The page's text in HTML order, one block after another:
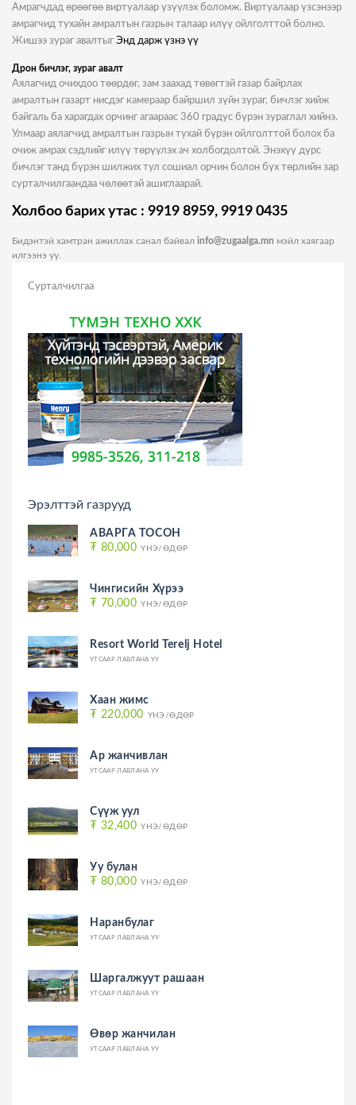
Амрагчдад өрөөгөө виртуалаар үзүүлэх боломж. Виртуалаар үзсэнээр
амрагчид тухайн амралтын газрын талаар илүү ойлголттой болно.
Жишээ зураг авалтыг Энд дарж үзнэ үү
Дрон бичлэг, зураг авалт
Аялагчид очихдоо төөрдөг, зам заахад төвөгтэй газар байрлах
амралтын газарт нисдэг камераар байршил зүйн зураг, бичлэг хийж
байгаль ба харагдах орчинг агаараас 360 градус бүрэн зураглал хийнэ.
Улмаар аялагчид амралтын газрын тухай бүрэн ойлголттой болох ба
очиж амрах сэдлийг илүү төрүүлэх ач холбогдолтой. Энэхүү дүрс
бичлэг танд бүрэн шилжих тул сошиал орчин болон бүх төрлийн зар
сурталчилгаандаа чөлөөтэй ашиглаарай.
Холбоо барих утас : 9919 8959, 9919 0435
Бидэнтэй хамтран ажиллах санал байвал info@zugaalga.mn мэйл хаягаар
илгээнэ үү.
Сурталчилгаа
Эрэлттэй газрууд
АВАРГА ТОСОН
₮ 80,000 ҮНЭ/ӨДӨР
Чингисийн Хүрээ
₮ 70,000 ҮНЭ/ӨДӨР
Resort World Terelj Hotel
УТСААР ЛАВЛАНА УУ
Хаан жимс
₮ 220,000 ҮНЭ/ӨДӨР
Ар жанчивлан
УТСААР ЛАВЛАНА УУ
Сүүж уул
₮ 32,400 ҮНЭ/ӨДӨР
Уу булан
₮ 80,000 ҮНЭ/ӨДӨР
Наранбулаг
УТСААР ЛАВЛАНА УУ
Шаргалжуут рашаан
УТСААР ЛАВЛАНА УУ
Өвөр жанчилан
УТСААР ЛАВЛАНА УУ